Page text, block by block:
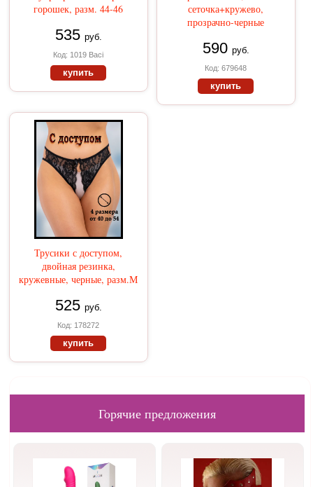
горошек, разм. 44-46
535 руб.
Код: 1019 Baci
купить
сеточка+кружево,
прозрачно-черные
590 руб.
Код: 679648
купить
Трусики с доступом,
двойная резинка,
кружевные, черные, разм.М
525 руб.
Код: 178272
купить
Горячие предложения